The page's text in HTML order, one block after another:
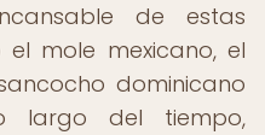
de estas
mole mexicano, el
dominicano
largo del tiempo,